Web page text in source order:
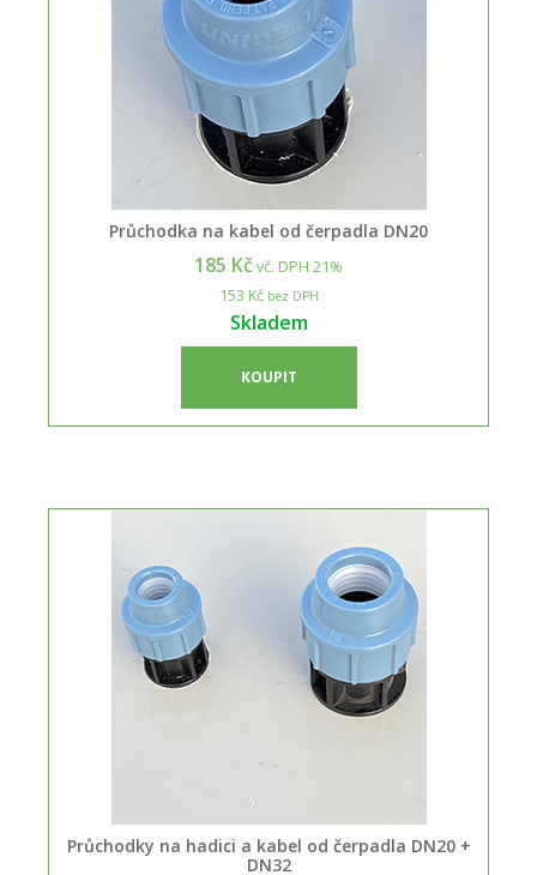
Průchodka na kabel od čerpadla DN20
185 Kčvč. DPH 21%
153 Kčbez DPH
Skladem
KOUPIT
Průchodky na hadici a kabel od čerpadla DN20 +
DN32